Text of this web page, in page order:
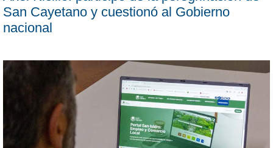
San Cayetano y cuestionó al Gobierno
nacional